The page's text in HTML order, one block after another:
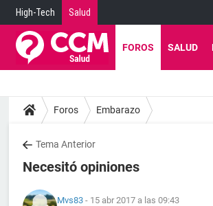
High-Tech Salud
FOROS SALUD
Foros Embarazo
Tema Anterior
Necesitó opiniones
Mvs83 - 15 abr 2017 a las 09:43